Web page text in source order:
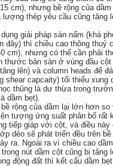
cm), nhưng bề rộng của
lượng thép yêu cầu cũng tăng
giải pháp sàn nấm (khá
đây) thì chiều cao thông thuỷ
cm), nhưng có thể cần phải
thước bản sàn ở vùng đầu cột
lên) và column heads để
shear capcaity) tối thiểu xung
thủng là dư thừa trong
dầm bẹt).
rộng của dầm lại lớn hơn
tượng ứng suất phân bố rất
tiếp giáp với cột, và điều này
dẻo sẽ phát triển đều trên bề
ra. Ngoài ra vì chiều cao
nút dầm cột cũng bị tăng
động đất thì kết cấu dầm